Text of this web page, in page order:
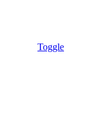
Toggle